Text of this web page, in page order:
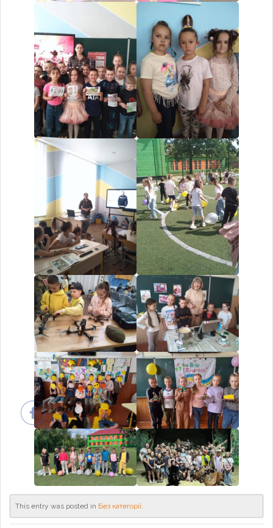
This entry was posted in Без категорії.